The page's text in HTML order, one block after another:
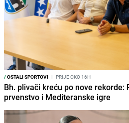
/OSTALI SPORTOVI I PRIJE OKO 16H
Bh. plivači kreću po nove rekorde:
prvenstvo i Mediteranske igre